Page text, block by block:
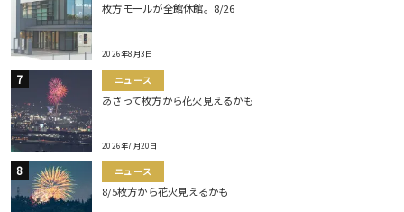
枚方モールが全館休館。8/26
2026年8月3日
ニュース
あさって枚方から花火見えるかも
2026年7月20日
ニュース
8/5枚方から花火見えるかも